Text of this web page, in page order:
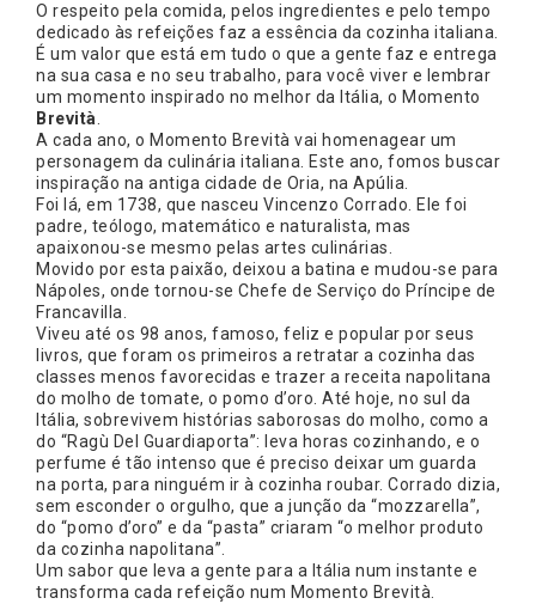
O respeito pela comida, pelos ingredientes e pelo tempo
dedicado às refeições faz a essência da cozinha italiana.
É um valor que está em tudo o que a gente faz e entrega
na sua casa e no seu trabalho, para você viver e lembrar
um momento inspirado no melhor da Itália, o Momento
Brevità.
A cada ano, o Momento Brevità vai homenagear um
personagem da culinária italiana. Este ano, fomos buscar
inspiração na antiga cidade de Oria, na Apúlia.
Foi lá, em 1738, que nasceu Vincenzo Corrado. Ele foi
padre, teólogo, matemático e naturalista, mas
apaixonou-se mesmo pelas artes culinárias.
Movido por esta paixão, deixou a batina e mudou-se para
Nápoles, onde tornou-se Chefe de Serviço do Príncipe de
Francavilla.
Viveu até os 98 anos, famoso, feliz e popular por seus
livros, que foram os primeiros a retratar a cozinha das
classes menos favorecidas e trazer a receita napolitana
do molho de tomate, o pomo d’oro. Até hoje, no sul da
Itália, sobrevivem histórias saborosas do molho, como a
do “Ragù Del Guardiaporta”: leva horas cozinhando, e o
perfume é tão intenso que é preciso deixar um guarda
na porta, para ninguém ir à cozinha roubar. Corrado dizia,
sem esconder o orgulho, que a junção da “mozzarella”,
do “pomo d’oro” e da “pasta” criaram “o melhor produto
da cozinha napolitana”.
Um sabor que leva a gente para a Itália num instante e
transforma cada refeição num Momento Brevità.